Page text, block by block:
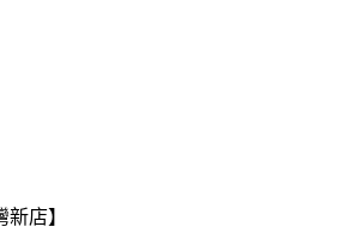
新店】